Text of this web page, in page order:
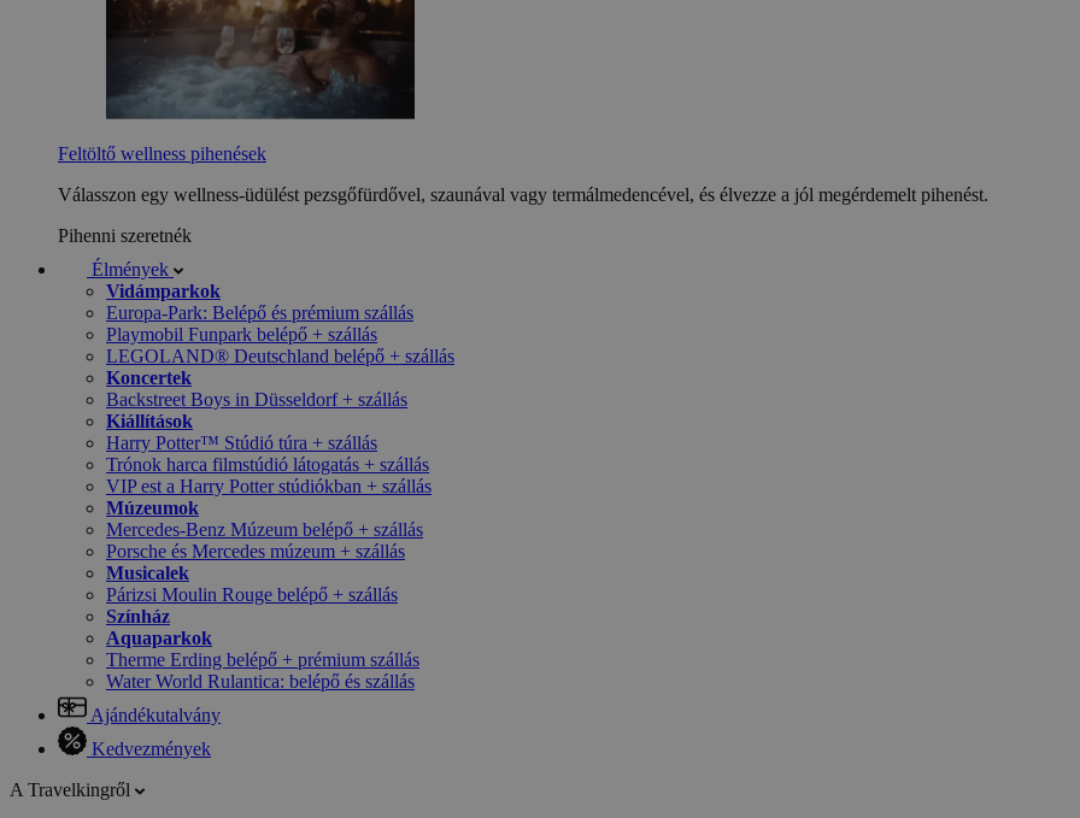
Feltöltő wellness pihenések
Válasszon egy wellness-üdülést pezsgőfürdővel, szaunával vagy termálmedencével, és élvezze a jól megérdemelt pihenést.
Pihenni szeretnék
Élmények
Vidámparkok
Europa-Park: Belépő és prémium szállás
Playmobil Funpark belépő + szállás
LEGOLAND® Deutschland belépő + szállás
Koncertek
Backstreet Boys in Düsseldorf + szállás
Kiállítások
Harry Potter™ Stúdió túra + szállás
Trónok harca filmstúdió látogatás + szállás
VIP est a Harry Potter stúdiókban + szállás
Múzeumok
Mercedes-Benz Múzeum belépő + szállás
Porsche és Mercedes múzeum + szállás
Musicalek
Párizsi Moulin Rouge belépő + szállás
Színház
Aquaparkok
Therme Erding belépő + prémium szállás
Water World Rulantica: belépő és szállás
Ajándékutalvány
Kedvezmények
A Travelkingről